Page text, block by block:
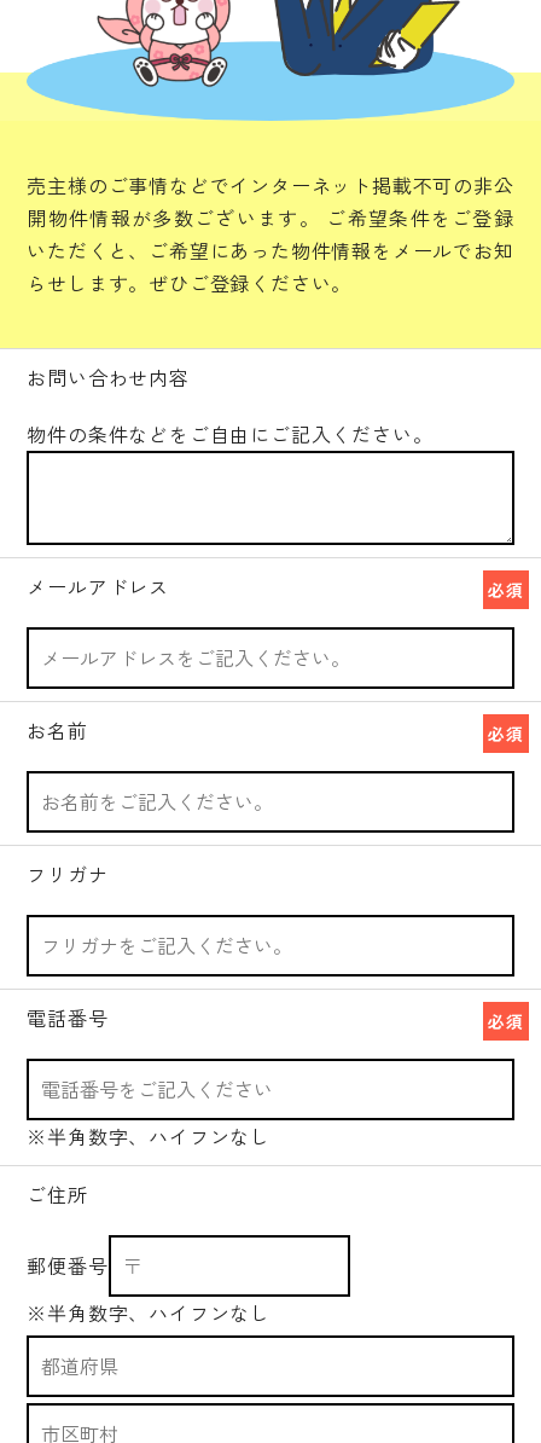
売主様のご事情などでインターネット掲載不可の非公
開物件情報が多数ございます。
ご希望条件をご登録
いただくと、ご希望にあった物件情報をメールでお知
らせします。ぜひご登録ください。
お問い合わせ内容
物件の条件などをご自由にご記入ください。
メールアドレス 必須
お名前 必須
フリガナ
電話番号 必須
※半角数字、ハイフンなし
ご住所
郵便番号
※半角数字、ハイフンなし